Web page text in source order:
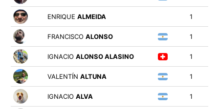
ENRIQUE ALMEIDA 1
FRANCISCO ALONSO 1
IGNACIO ALONSO ALASINO 1
VALENTÍN ALTUNA 1
IGNACIO ALVA 1